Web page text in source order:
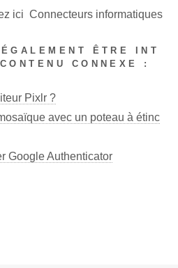
ici Connecteurs informatiques
ÊTRE INT
CONNEXE :
Pixlr ?
avec un poteau à étinc
Google Authenticator